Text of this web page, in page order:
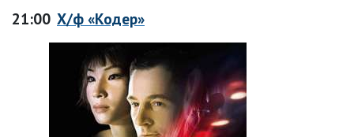
21:00 Х/ф «Кодер»